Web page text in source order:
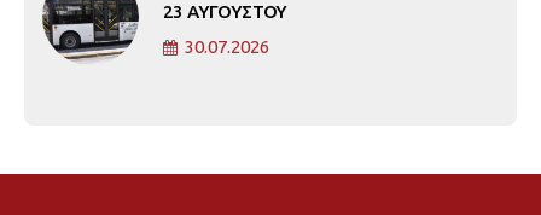
23 ΑΥΓΟΥΣΤΟΥ
30.07.2026